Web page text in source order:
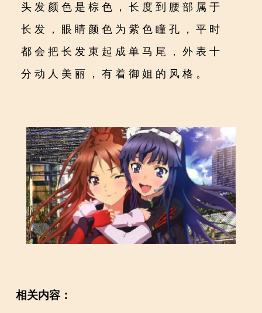
头发颜色是棕色，长度到腰部属于
长发，眼睛颜色为紫色瞳孔，平时
都会把长发束起成单马尾，外表十
分动人美丽，有着御姐的风格。
相关内容：